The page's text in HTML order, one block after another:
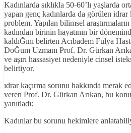
Kadınlarda sıklıkla 50-60’lı yaşlarda
yapan genç kadınlarda da görülen
problem. Yapılan bilimsel
kadından birinin hayatının bir
kaldıĞını belirten Acıbadem Fulya
DoĞum Uzmanı Prof. Dr. Gürkan
ve aşırı hassasiyet nedeniyle cinsel
belirtiyor.
ıdrar kaçırma sorunu hakkında merak
veren Prof. Dr. Gürkan Arıkan, bu
yanıtladı:
Kadınlar bu sorunu hekimlere